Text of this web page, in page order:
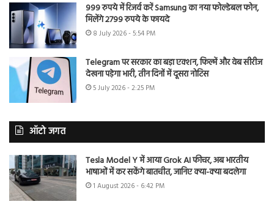
999 रुपये में रिजर्व करें Samsung का नया फोल्डेबल फोन,
मिलेंगे 2799 रुपये के फायदे
8 July 2026 - 5:54 PM
Telegram पर सरकार का बड़ा एक्शन, फिल्में और वेब सीरीज
देखना पड़ेगा भारी, तीन दिनों में दूसरा नोटिस
5 July 2026 - 2:25 PM
ऑटो जगत
Tesla Model Y में आया Grok AI फीचर, अब भारतीय
भाषाओं में कर सकेंगे बातचीत, जानिए क्या-क्या बदलेगा
1 August 2026 - 6:42 PM